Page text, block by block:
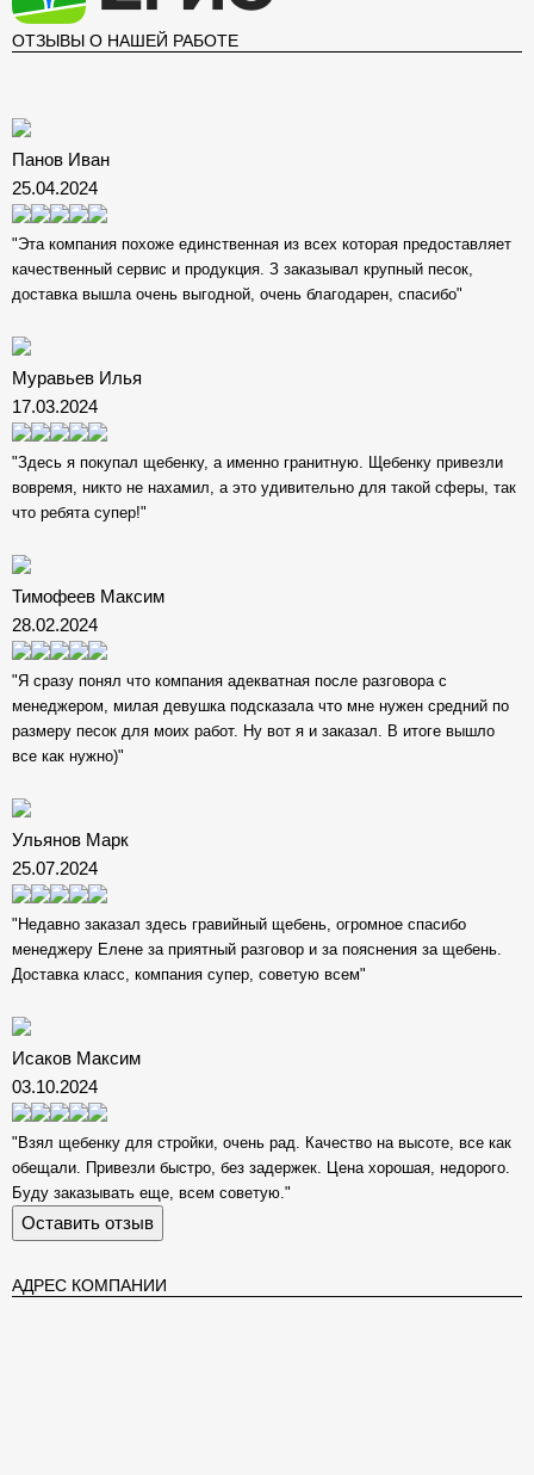
ОТЗЫВЫ О НАШЕЙ РАБОТЕ
Панов Иван
25.04.2024
"Эта компания похоже единственная из всех которая предоставляет
качественный сервис и продукция. З заказывал крупный песок,
доставка вышла очень выгодной, очень благодарен, спасибо"
Муравьев Илья
17.03.2024
"Здесь я покупал щебенку, а именно гранитную. Щебенку привезли
вовремя, никто не нахамил, а это удивительно для такой сферы, так
что ребята супер!"
Тимофеев Максим
28.02.2024
"Я сразу понял что компания адекватная после разговора с
менеджером, милая девушка подсказала что мне нужен средний по
размеру песок для моих работ. Ну вот я и заказал. В итоге вышло
все как нужно)"
Ульянов Марк
25.07.2024
"Недавно заказал здесь гравийный щебень, огромное спасибо
менеджеру Елене за приятный разговор и за пояснения за щебень.
Доставка класс, компания супер, советую всем"
Исаков Максим
03.10.2024
"Взял щебенку для стройки, очень рад. Качество на высоте, все как
обещали. Привезли быстро, без задержек. Цена хорошая, недорого.
Буду заказывать еще, всем советую."
Оставить отзыв
АДРЕС КОМПАНИИ